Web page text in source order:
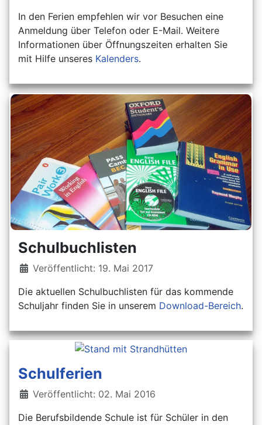
In den Ferien empfehlen wir vor Besuchen eine
Anmeldung über Telefon oder E-Mail. Weitere
Informationen über Öffnungszeiten erhalten Sie
mit Hilfe unseres Kalenders.
Schulbuchlisten
Details
Veröffentlicht: 19. Mai 2017
Die aktuellen Schulbuchlisten für das kommende
Schuljahr finden Sie in unserem Download-Bereich.
Schulferien
Details
Veröffentlicht: 02. Mai 2016
Die Berufsbildende Schule ist für Schüler in den